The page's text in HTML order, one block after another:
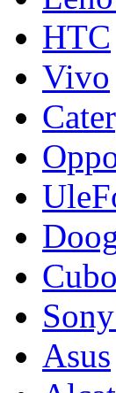
HTC
Vivo
Asus